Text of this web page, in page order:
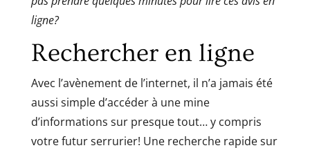
ligne?
Rechercher en ligne
Avec l’avènement de l’internet, il n’a jamais été
aussi simple d’accéder à une mine
d’informations sur presque tout… y compris
votre futur serrurier! Une recherche rapide sur